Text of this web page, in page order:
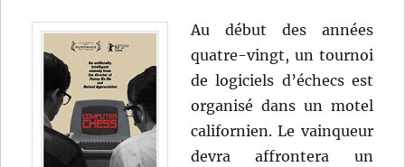
Russell
Au début des années
quatre-vingt, un tournoi
de logiciels d’échecs est
organisé dans un motel
californien. Le vainqueur
devra affrontera un